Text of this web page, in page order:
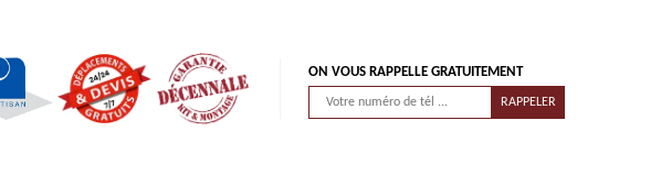
ON VOUS RAPPELLE GRATUITEMENT